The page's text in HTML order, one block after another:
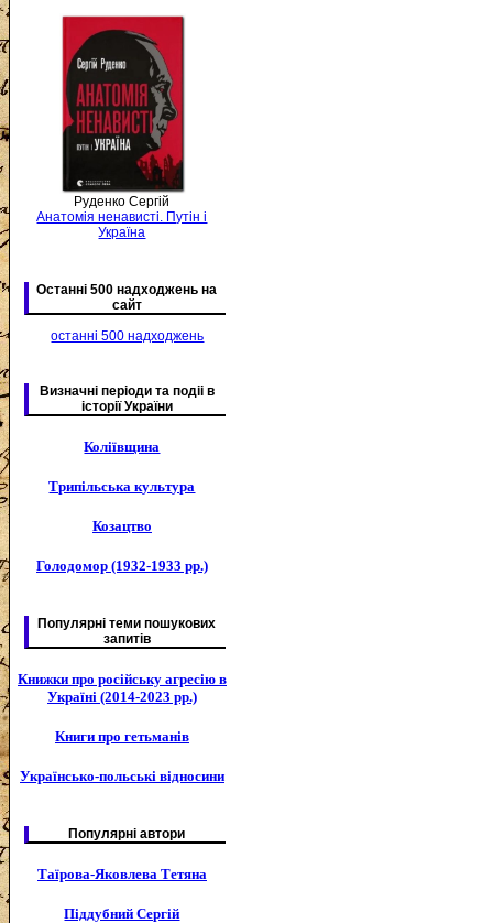
Руденко Сергій
Анатомія ненависті. Путін і
Україна
Останні 500 надходжень на
сайт
останні 500 надходжень
Визначні періоди та подіі в
історії України
Коліївщина
Трипільська культура
Козацтво
Голодомор (1932-1933 рр.)
Популярні теми пошукових
запитів
Книжки про російську агресію в
Україні (2014-2023 рр.)
Книги про гетьманів
Українсько-польські відносини
Популярні автори
Таїрова-Яковлева Тетяна
Піддубний Сергій